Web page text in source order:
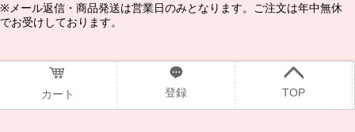
カート 登録 TOP
※メール返信・商品発送は営業日のみとなります。ご注文は年中無休
でお受けしております。
@2016www.ndshop.jp